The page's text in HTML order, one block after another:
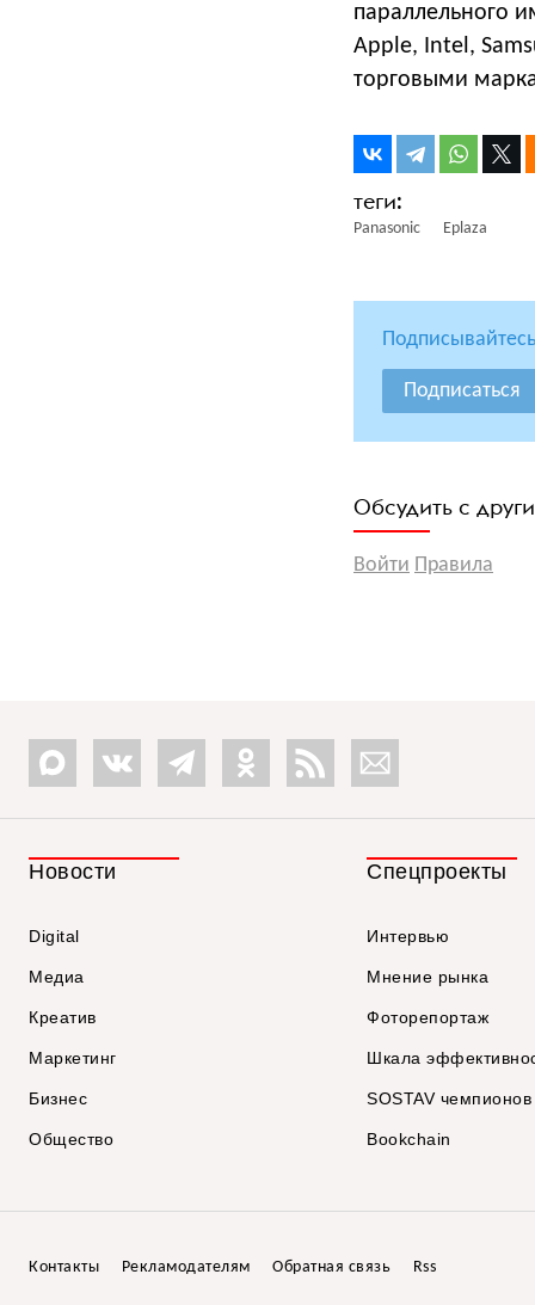
параллельного
Apple, Intel,
торговыми
Panasonic Eplaza
Подписаться
Обсудить с
Войти Правила
Новости
Digital
Медиа
Креатив
Маркетинг
Бизнес
Общество
Спецпроекты
Интервью
Мнение рынка
Фоторепортаж
Шкала
SOSTAV
Bookchain
Контакты Рекламодателям Обратная связь Rss